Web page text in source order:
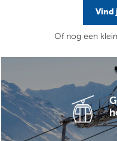
Vind
Of nog een klein